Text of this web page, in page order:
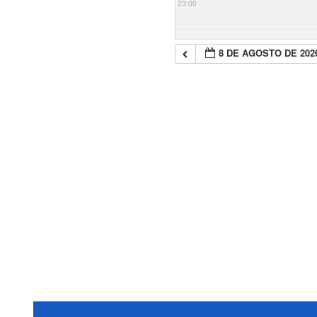
23:00
8 DE AGOSTO DE